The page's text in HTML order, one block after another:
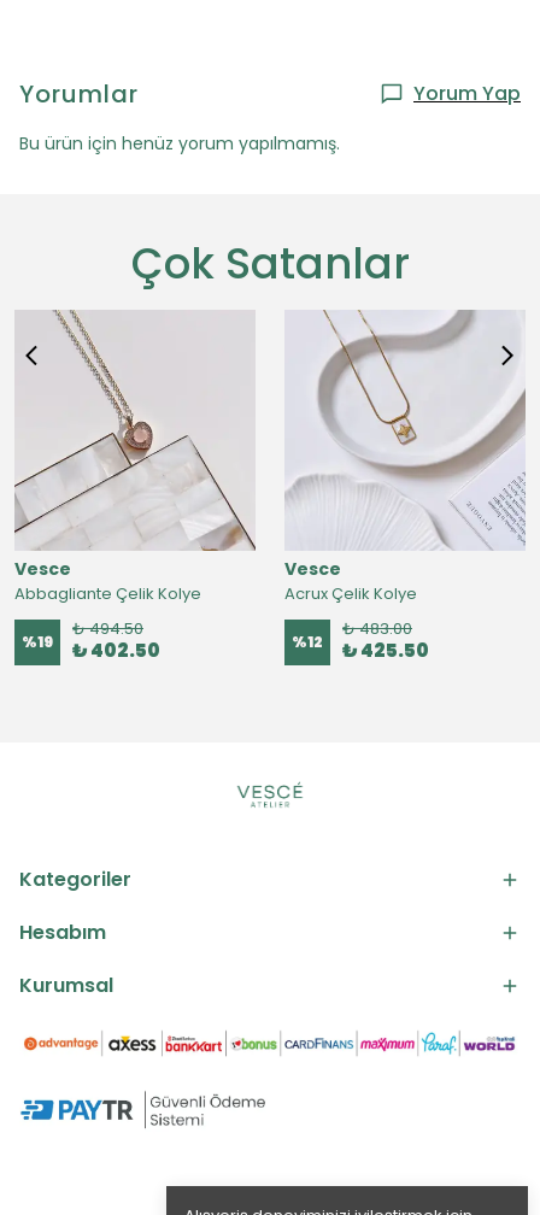
Yorumlar Yorum Yap
Bu ürün için henüz yorum yapılmamış.
Çok Satanlar
Vesce
Abbagliante Çelik Kolye
%19
₺ 494.50
₺ 402.50
Vesce
Acrux Çelik Kolye
%12
₺ 483.00
₺ 425.50
Kategoriler
Hesabım
Kurumsal